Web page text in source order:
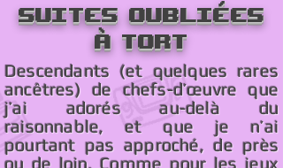
Suites oubliées
à tort
Descendants (et quelques rares
ancêtres) de chefs-d’œuvre que
j’ai adorés au-delà du
raisonnable, et que je n’ai
pourtant pas approché, de près
ou de loin. Comme pour les jeux